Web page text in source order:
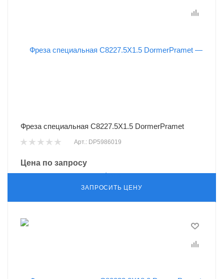
Фреза специальная C8227.5X1.5 DormerPramet
Арт.: DP5986019
Цена по запросу
ЗАПРОСИТЬ ЦЕНУ